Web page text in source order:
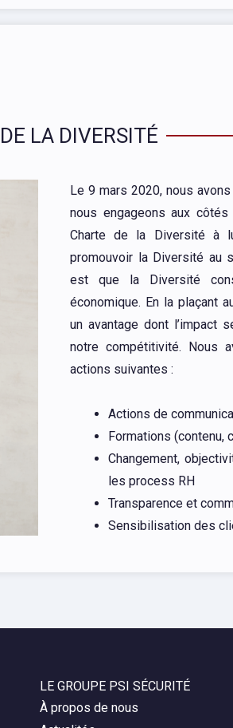
LA DIVERSITÉ
Le 9 mars 2020, nous
nous engageons aux
Charte de la Diversité à
promouvoir la Diversité au
est que la Diversité
économique. En la plaçant
un avantage dont l’impact
notre compétitivité. Nous
actions suivantes :
Actions de
Formations (contenu,
Changement,
les process RH
Transparence et
Sensibilisation des
LE GROUPE PSI SÉCURITÉ
À propos de nous